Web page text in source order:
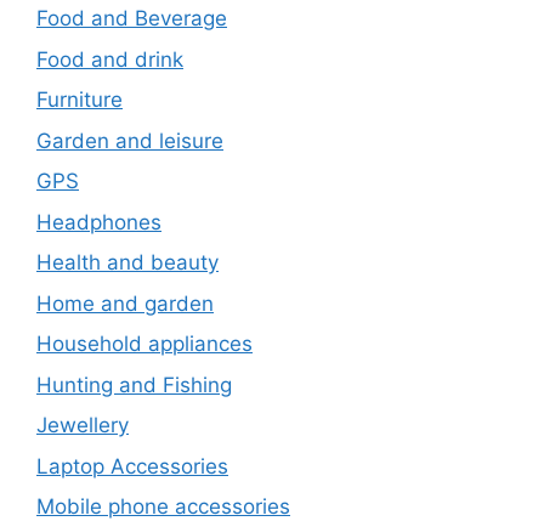
Food and Beverage
Food and drink
Furniture
Garden and leisure
GPS
Headphones
Health and beauty
Home and garden
Household appliances
Hunting and Fishing
Jewellery
Laptop Accessories
Mobile phone accessories